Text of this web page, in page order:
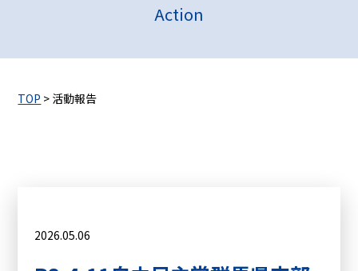
Action
TOP > 活動報告
2026.05.06